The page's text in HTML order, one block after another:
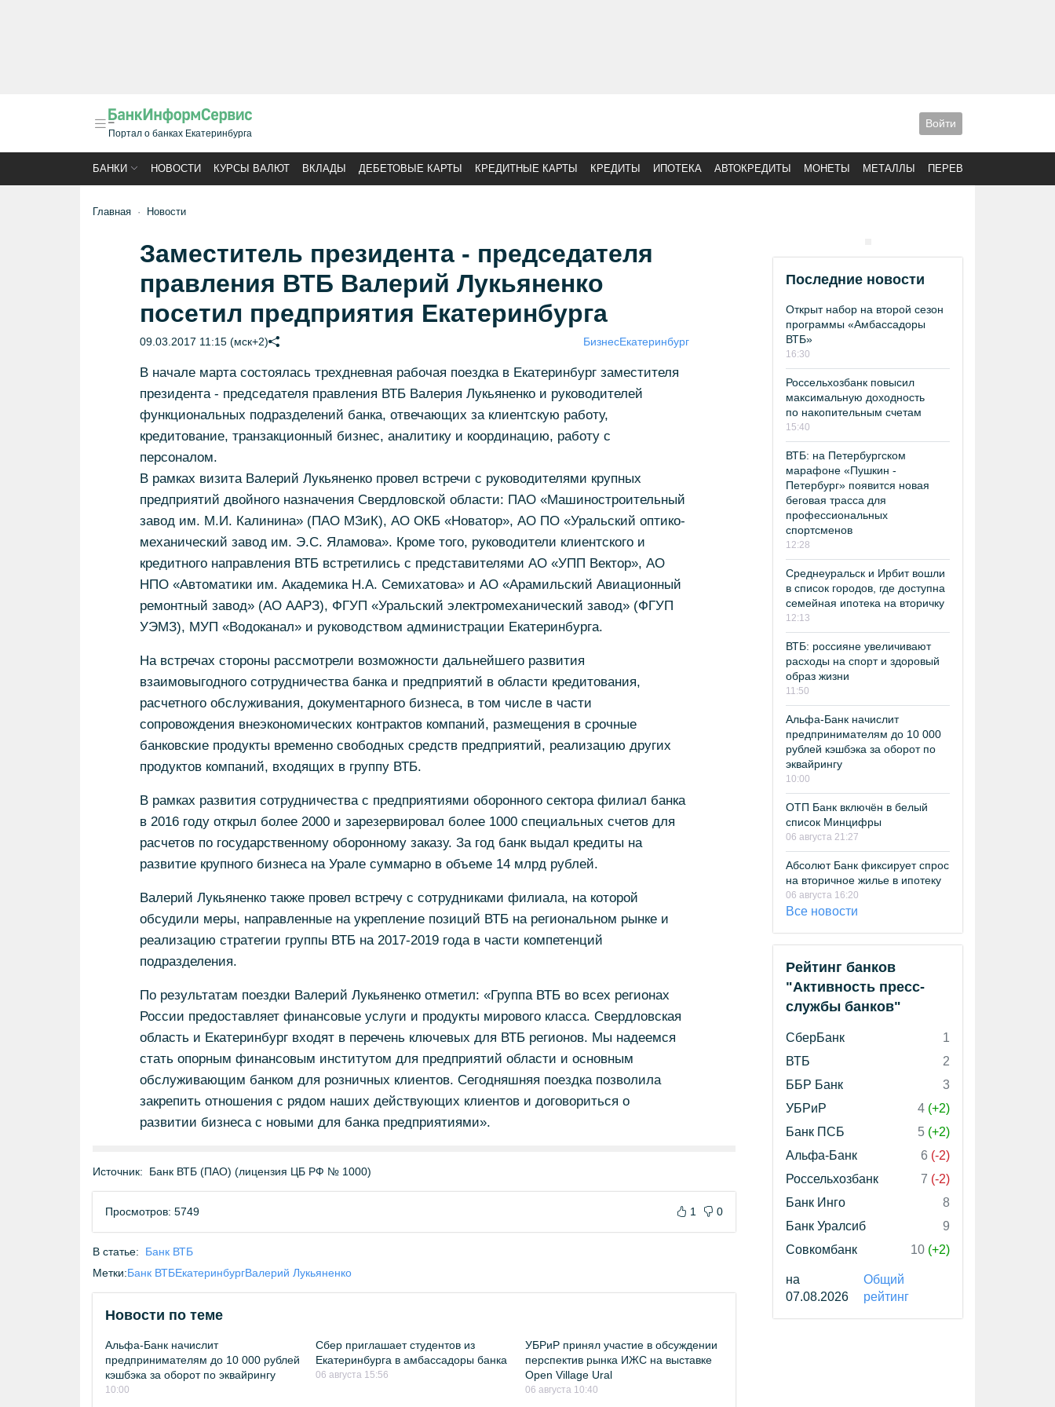
Портал о банках Екатеринбурга
Войти
БАНКИ НОВОСТИ КУРСЫ ВАЛЮТ ВКЛАДЫ ДЕБЕТОВЫЕ КАРТЫ КРЕДИТНЫЕ КАРТЫ КРЕДИТЫ ИПОТЕКА АВТОКРЕДИТЫ МОНЕТЫ МЕТАЛЛЫ ПЕРЕВОДЫ
Главная Новости
Заместитель президента - председателя
правления ВТБ Валерий Лукьяненко
посетил предприятия Екатеринбурга
09.03.2017 11:15 (мск+2) БизнесЕкатеринбург
В начале марта состоялась трехдневная рабочая поездка в Екатеринбург заместителя
президента - председателя правления ВТБ Валерия Лукьяненко и руководителей
функциональных подразделений банка, отвечающих за клиентскую работу,
кредитование, транзакционный бизнес, аналитику и координацию, работу с
персоналом.
В рамках визита Валерий Лукьяненко провел встречи с руководителями крупных
предприятий двойного назначения Свердловской области: ПАО «Машиностроительный
завод им. М.И. Калинина» (ПАО МЗиК), АО ОКБ «Новатор», АО ПО «Уральский оптико-
механический завод им. Э.С. Яламова». Кроме того, руководители клиентского и
кредитного направления ВТБ встретились с представителями АО «УПП Вектор», АО
НПО «Автоматики им. Академика Н.А. Семихатова» и АО «Арамильский Авиационный
ремонтный завод» (АО ААРЗ), ФГУП «Уральский электромеханический завод» (ФГУП
УЭМЗ), МУП «Водоканал» и руководством администрации Екатеринбурга.
На встречах стороны рассмотрели возможности дальнейшего развития
взаимовыгодного сотрудничества банка и предприятий в области кредитования,
расчетного обслуживания, документарного бизнеса, в том числе в части
сопровождения внеэкономических контрактов компаний, размещения в срочные
банковские продукты временно свободных средств предприятий, реализацию других
продуктов компаний, входящих в группу ВТБ.
В рамках развития сотрудничества с предприятиями оборонного сектора филиал банка
в 2016 году открыл более 2000 и зарезервировал более 1000 специальных счетов для
расчетов по государственному оборонному заказу. За год банк выдал кредиты на
развитие крупного бизнеса на Урале суммарно в объеме 14 млрд рублей.
Валерий Лукьяненко также провел встречу с сотрудниками филиала, на которой
обсудили меры, направленные на укрепление позиций ВТБ на региональном рынке и
реализацию стратегии группы ВТБ на 2017-2019 года в части компетенций
подразделения.
По результатам поездки Валерий Лукьяненко отметил: «Группа ВТБ во всех регионах
России предоставляет финансовые услуги и продукты мирового класса. Свердловская
область и Екатеринбург входят в перечень ключевых для ВТБ регионов. Мы надеемся
стать опорным финансовым институтом для предприятий области и основным
обслуживающим банком для розничных клиентов. Сегодняшняя поездка позволила
закрепить отношения с рядом наших действующих клиентов и договориться о
развитии бизнеса с новыми для банка предприятиями».
Источник: Банк ВТБ (ПАО) (лицензия ЦБ РФ № 1000)
Просмотров: 5749 1 0
В статье:
Банк ВТБ
Метки:Банк ВТБЕкатеринбургВалерий Лукьяненко
Новости по теме
Альфа-Банк начислит
предпринимателям до 10 000 рублей
кэшбэка за оборот по эквайрингу
10:00
Сбер приглашает студентов из
Екатеринбурга в амбассадоры банка
06 августа 15:56
УБРиР принял участие в обсуждении
перспектив рынка ИЖС на выставке
Open Village Ural
06 августа 10:40
Последние новости
Открыт набор на второй сезон
программы «Амбассадоры
ВТБ»
16:30
Россельхозбанк повысил
максимальную доходность
по накопительным счетам
15:40
ВТБ: на Петербургском
марафоне «Пушкин -
Петербург» появится новая
беговая трасса для
профессиональных
спортсменов
12:28
Среднеуральск и Ирбит вошли
в список городов, где доступна
семейная ипотека на вторичку
12:13
ВТБ: россияне увеличивают
расходы на спорт и здоровый
образ жизни
11:50
Альфа-Банк начислит
предпринимателям до 10 000
рублей кэшбэка за оборот по
эквайрингу
10:00
ОТП Банк включён в белый
список Минцифры
06 августа 21:27
Абсолют Банк фиксирует спрос
на вторичное жилье в ипотеку
06 августа 16:20
Все новости
Рейтинг банков
"Активность пресс-
службы банков"
СберБанк
1
ВТБ
2
ББР Банк
3
УБРиР
4 (+2)
Банк ПСБ
5 (+2)
Альфа-Банк
6 (-2)
Россельхозбанк
7 (-2)
Банк Инго
8
Банк Уралсиб
9
Совкомбанк
10 (+2)
на
07.08.2026
Общий
рейтинг